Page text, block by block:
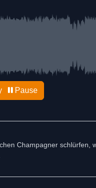
Pause
Champagner